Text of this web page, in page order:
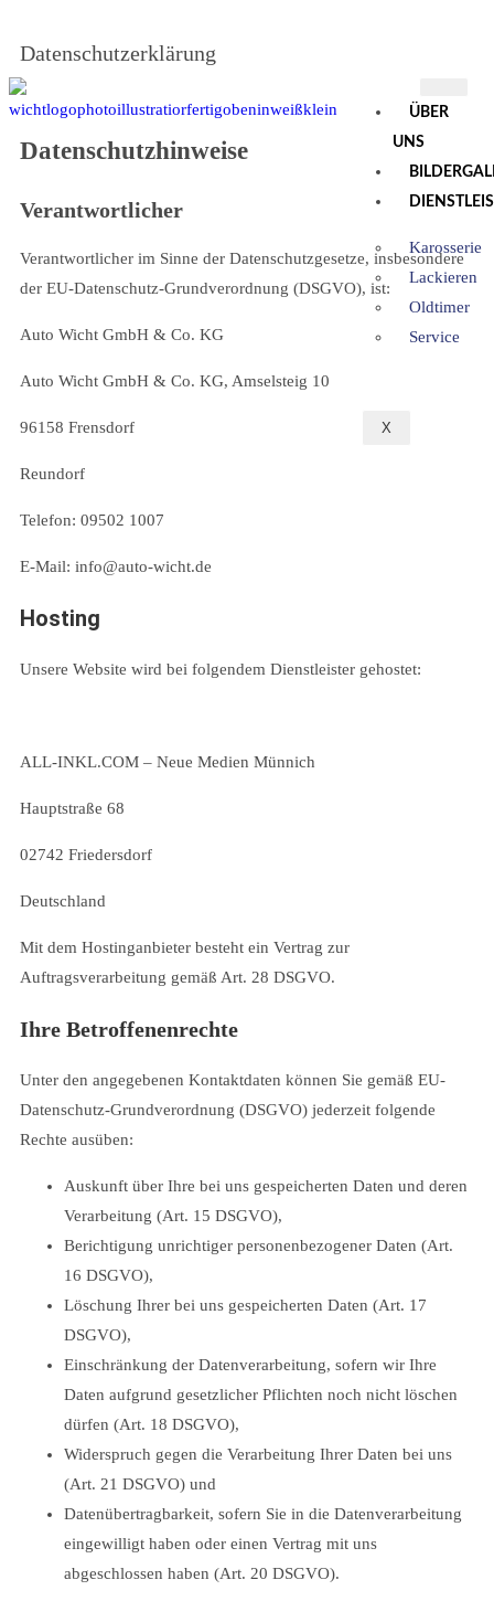
ÜBER
UNS
Karosserie
Lackieren
Oldtimer
Service
X
Datenschutzerklärung
Datenschutzhinweise
Verantwortlicher
Verantwortlicher im Sinne der Datenschutzgesetze, insbesondere
der EU-Datenschutz-Grundverordnung (DSGVO), ist:
Auto Wicht GmbH & Co. KG
Auto Wicht GmbH & Co. KG, Amselsteig 10
96158 Frensdorf
Reundorf
Telefon: 09502 1007
E-Mail: info@auto-wicht.de
Hosting
Unsere Website wird bei folgendem Dienstleister gehostet:
ALL-INKL.COM – Neue Medien Münnich
Hauptstraße 68
02742 Friedersdorf
Deutschland
Mit dem Hostinganbieter besteht ein Vertrag zur
Auftragsverarbeitung gemäß Art. 28 DSGVO.
Ihre Betroffenenrechte
Unter den angegebenen Kontaktdaten können Sie gemäß EU-
Datenschutz-Grundverordnung (DSGVO) jederzeit folgende
Rechte ausüben:
Auskunft über Ihre bei uns gespeicherten Daten und deren
Verarbeitung (Art. 15 DSGVO),
Berichtigung unrichtiger personenbezogener Daten (Art.
16 DSGVO),
Löschung Ihrer bei uns gespeicherten Daten (Art. 17
DSGVO),
Einschränkung der Datenverarbeitung, sofern wir Ihre
Daten aufgrund gesetzlicher Pflichten noch nicht löschen
dürfen (Art. 18 DSGVO),
Widerspruch gegen die Verarbeitung Ihrer Daten bei uns
(Art. 21 DSGVO) und
Datenübertragbarkeit, sofern Sie in die Datenverarbeitung
eingewilligt haben oder einen Vertrag mit uns
abgeschlossen haben (Art. 20 DSGVO).